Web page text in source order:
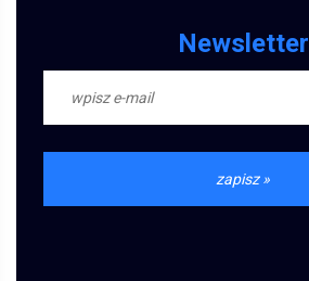
Newsletter